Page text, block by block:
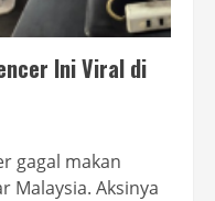
Ini Viral di
gagal makan
Malaysia. Aksinya